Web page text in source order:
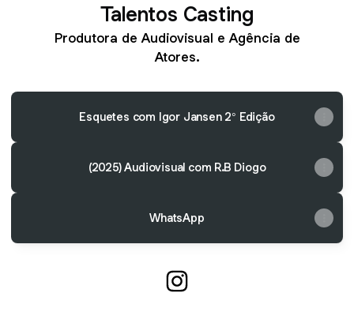
Talentos Casting
Produtora de Audiovisual e Agência de
Atores.
Esquetes com Igor Jansen 2° Edição
(2025) Audiovisual com R.B Diogo
WhatsApp